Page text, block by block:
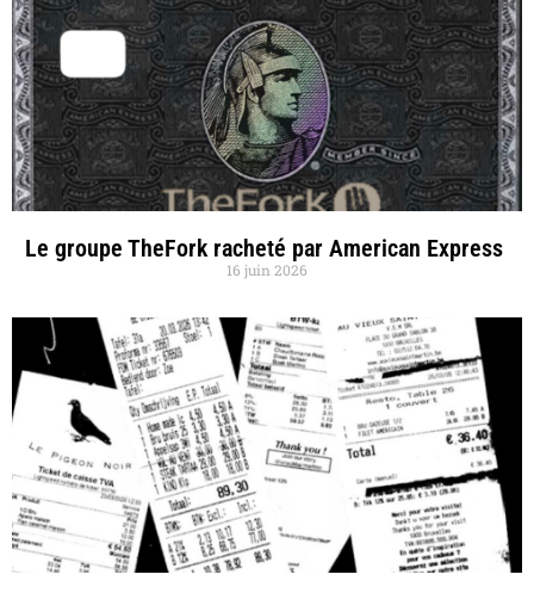
Le groupe TheFork racheté par American Express
16 juin 2026